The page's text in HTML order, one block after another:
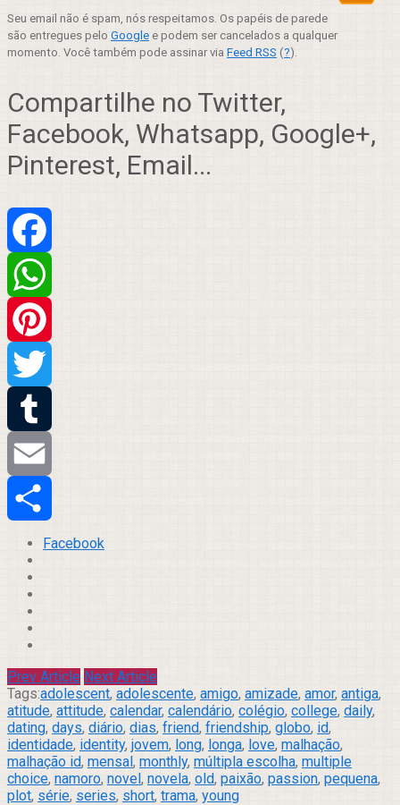
Seu email não é spam, nós respeitamos. Os papéis de parede
são entregues pelo Google e podem ser cancelados a qualquer
momento. Você também pode assinar via Feed RSS (?).
Compartilhe no Twitter,
Facebook, Whatsapp, Google+,
Pinterest, Email...
Facebook
WhatsApp
Pinterest
Twitter
Tumblr
Email
Compartilhar
Facebook
Prev Article Next Article
Tags:adolescent, adolescente, amigo, amizade, amor, antiga,
atitude, attitude, calendar, calendário, colégio, college, daily,
dating, days, diário, dias, friend, friendship, globo, id,
identidade, identity, jovem, long, longa, love, malhação,
malhação id, mensal, monthly, múltipla escolha, multiple
choice, namoro, novel, novela, old, paixão, passion, pequena,
plot, série, series, short, trama, young